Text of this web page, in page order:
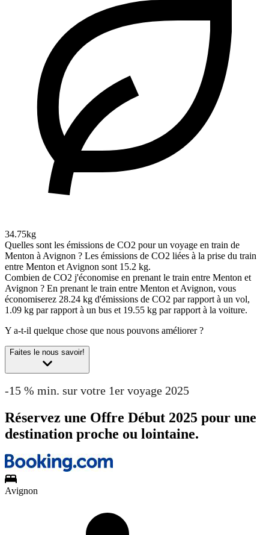
34.75kg
Quelles sont les émissions de CO2 pour un voyage en train de
Menton à Avignon ? Les émissions de CO2 liées à la prise du train
entre Menton et Avignon sont 15.2 kg.
Combien de CO2 j'économise en prenant le train entre Menton et
Avignon ? En prenant le train entre Menton et Avignon, vous
économiserez 28.24 kg d'émissions de CO2 par rapport à un vol,
1.09 kg par rapport à un bus et 19.55 kg par rapport à la voiture.
Y a-t-il quelque chose que nous pouvons améliorer ?
Faites le nous savoir!
-15 % min. sur votre 1er voyage 2025
Réservez une Offre Début 2025 pour une
destination proche ou lointaine.
Avignon